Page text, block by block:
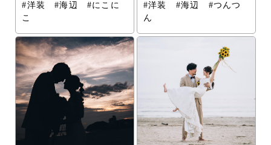
#洋装 #海辺 #にこに
こ
#洋装 #海辺 #つんつ
ん